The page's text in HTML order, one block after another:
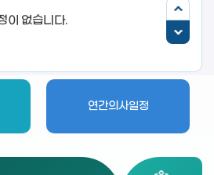
연간의사일정